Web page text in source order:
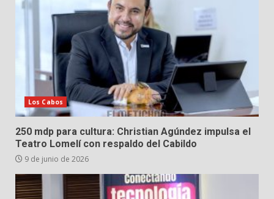
Los Cabos
250 mdp para cultura: Christian Agúndez impulsa el
Teatro Lomelí con respaldo del Cabildo
9 de junio de 2026